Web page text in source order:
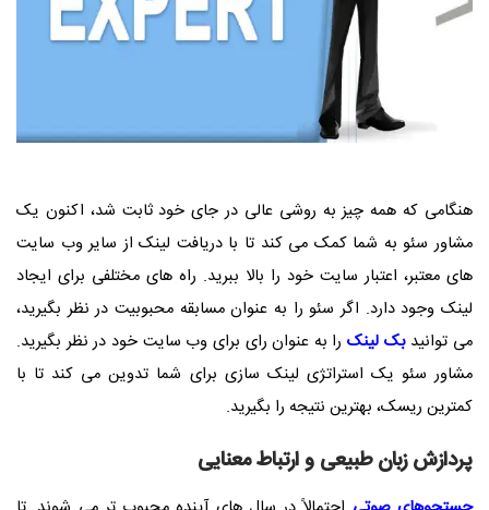
هنگامی که همه چیز به روشی عالی در جای خود ثابت شد، اکنون یک
مشاور سئو به شما کمک می کند تا با دریافت لینک از سایر وب سایت
های معتبر، اعتبار سایت خود را بالا ببرید. راه های مختلفی برای ایجاد
لینک وجود دارد. اگر سئو را به عنوان مسابقه محبوبیت در نظر بگیرید،
می توانیدبک لینکرا به عنوان رای برای وب سایت خود در نظر بگیرید.
مشاور سئو یک استراتژی لینک سازی برای شما تدوین می کند تا با
کمترین ریسک، بهترین نتیجه را بگیرید.
پردازش زبان طبیعی و ارتباط معنایی